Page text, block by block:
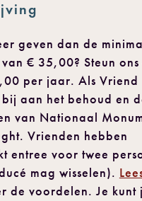
geven dan de
€ 35,00? Steun ons
per jaar. Als Vriend
aan het behoud en
van Nationaal
Vrienden hebben
entree voor twee
mag wisselen).
de voordelen. Je kunt